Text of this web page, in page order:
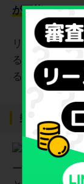
が可能
にな
リース車で設
るようになる
るようになる
乗り慣れた車